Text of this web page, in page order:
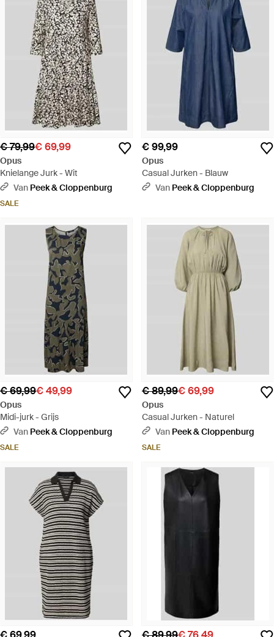
€ 79,99€ 69,99
Opus
Knielange Jurk - Wit
Van Peek & Cloppenburg
SALE
€ 99,99
Opus
Casual Jurken - Blauw
Van Peek & Cloppenburg
€ 69,99€ 49,99
Opus
Midi-jurk - Grijs
Van Peek & Cloppenburg
SALE
€ 89,99€ 69,99
Opus
Casual Jurken - Naturel
Van Peek & Cloppenburg
SALE